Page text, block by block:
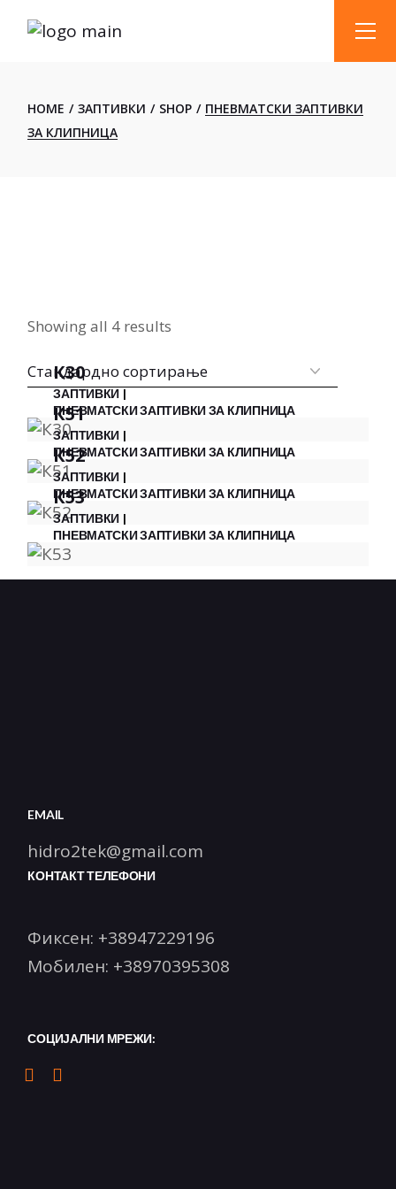
HOME ЗАПТИВКИ SHOP
ПНЕВМАТСКИ ЗАПТИВКИ
ЗА КЛИПНИЦА
Showing all 4 results
К30
ЗАПТИВКИ
ПНЕВМАТСКИ ЗАПТИВКИ ЗА КЛИПНИЦА
К51
ЗАПТИВКИ
ПНЕВМАТСКИ ЗАПТИВКИ ЗА КЛИПНИЦА
К52
ЗАПТИВКИ
ПНЕВМАТСКИ ЗАПТИВКИ ЗА КЛИПНИЦА
К53
ЗАПТИВКИ
ПНЕВМАТСКИ ЗАПТИВКИ ЗА КЛИПНИЦА
EMAIL
hidro2tek@gmail.com
КОНТАКТ ТЕЛЕФОНИ
Фиксен: +38947229196
Мобилен: +38970395308
СОЦИЈАЛНИ МРЕЖИ: